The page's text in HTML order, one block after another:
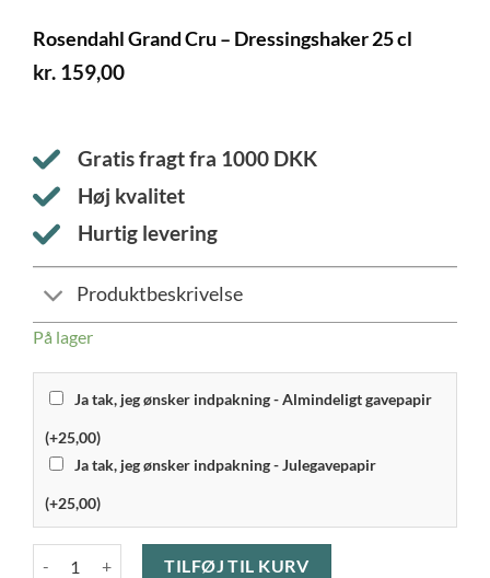
Rosendahl Grand Cru – Dressingshaker 25 cl
kr. 159,00
Gratis fragt fra 1000 DKK
Høj kvalitet
Hurtig levering
Produktbeskrivelse
På lager
Ja tak, jeg ønsker indpakning - Almindeligt gavepapir
(+25,00)
Ja tak, jeg ønsker indpakning - Julegavepapir
(+25,00)
Rosendahl Grand Cru - Dressingshaker 25 cl antal
TILFØJ TIL KURV